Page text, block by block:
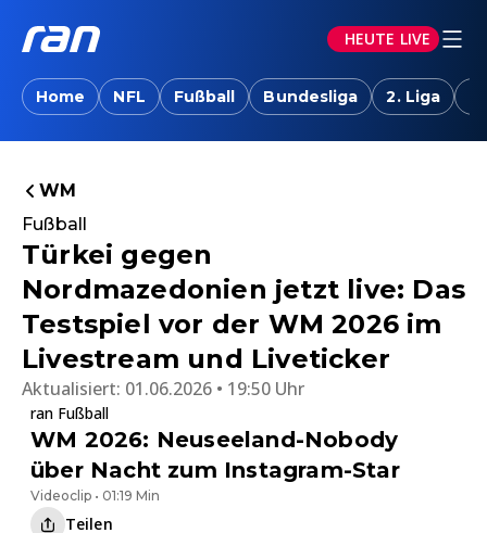
HEUTE LIVE
Home NFL Fußball Bundesliga 2. Liga
WM
Fußball
Türkei gegen
Nordmazedonien jetzt live: Das
Testspiel vor der WM 2026 im
Livestream und Liveticker
Aktualisiert: 01.06.2026 • 19:50 Uhr
ran Fußball
WM 2026: Neuseeland-Nobody
über Nacht zum Instagram-Star
Videoclip • 01:19 Min
Teilen